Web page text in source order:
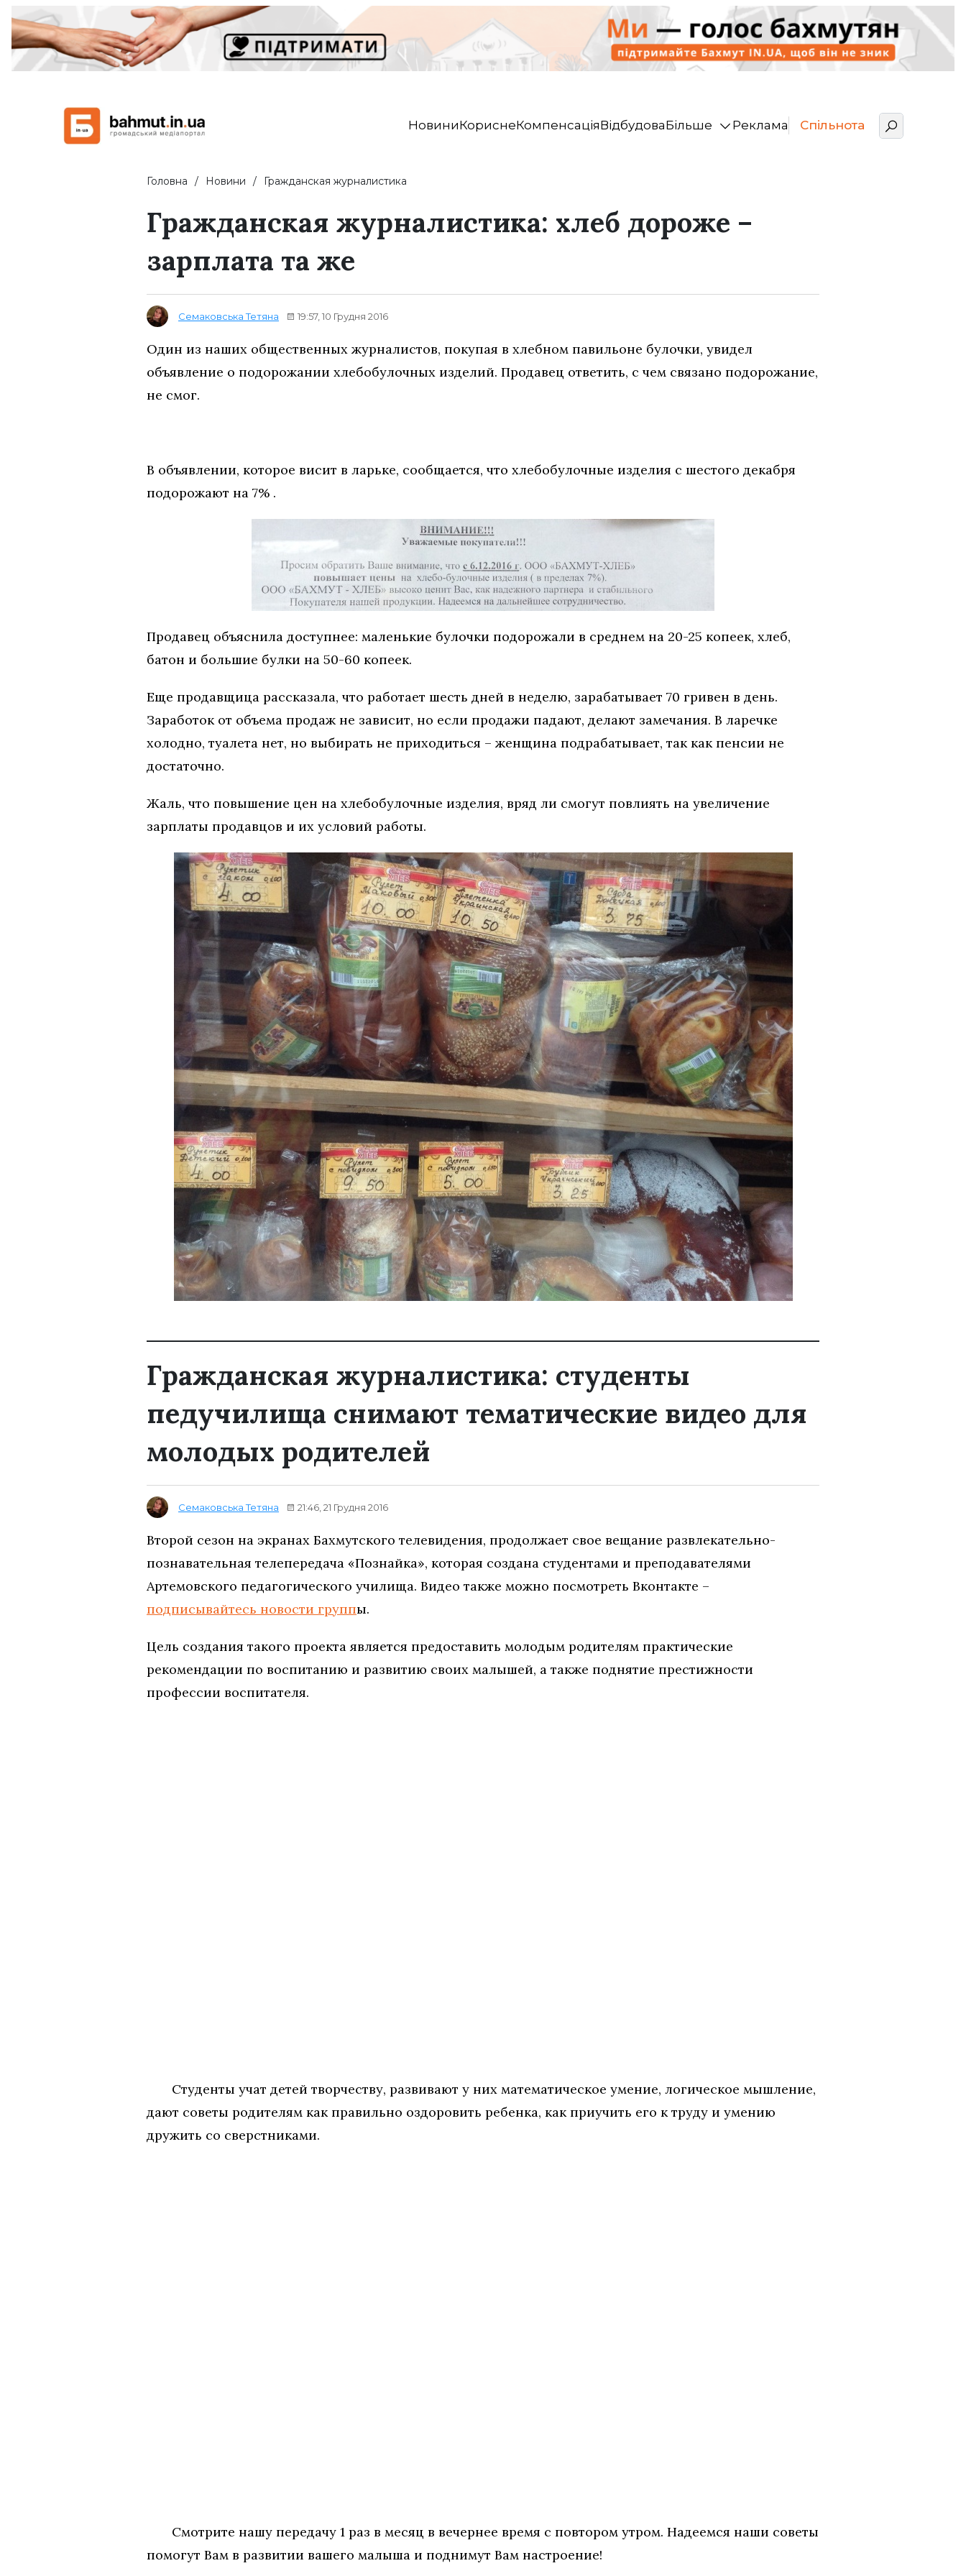
НовиниКориснеКомпенсаціяВідбудоваБільше Реклама Спільнота
Головна Новини Гражданская журналистика
Гражданская журналистика: хлеб дороже –
зарплата та же
Семаковська Тетяна 19:57, 10 Грудня 2016
Один из наших общественных журналистов, покупая в хлебном павильоне булочки, увидел
объявление о подорожании хлебобулочных изделий. Продавец ответить, с чем связано подорожание,
не смог.
В объявлении, которое висит в ларьке, сообщается, что хлебобулочные изделия с шестого декабря
подорожают на 7% .
Продавец объяснила доступнее: маленькие булочки подорожали в среднем на 20-25 копеек, хлеб,
батон и большие булки на 50-60 копеек.
Еще продавщица рассказала, что работает шесть дней в неделю, зарабатывает 70 гривен в день.
Заработок от объема продаж не зависит, но если продажи падают, делают замечания. В ларечке
холодно, туалета нет, но выбирать не приходиться – женщина подрабатывает, так как пенсии не
достаточно.
Жаль, что повышение цен на хлебобулочные изделия, вряд ли смогут повлиять на увеличение
зарплаты продавцов и их условий работы.
Гражданская журналистика: студенты
педучилища снимают тематические видео для
молодых родителей
Семаковська Тетяна 21:46, 21 Грудня 2016
Второй сезон на экранах Бахмутского телевидения, продолжает свое вещание развлекательно-
познавательная телепередача «Познайка», которая создана студентами и преподавателями
Артемовского педагогического училища. Видео также можно посмотреть Вконтакте –
подписывайтесь новости группы.
Цель создания такого проекта является предоставить молодым родителям практические
рекомендации по воспитанию и развитию своих малышей, а также поднятие престижности
профессии воспитателя.
Студенты учат детей творчеству, развивают у них математическое умение, логическое мышление,
дают советы родителям как правильно оздоровить ребенка, как приучить его к труду и умению
дружить со сверстниками.
Смотрите нашу передачу 1 раз в месяц в вечернее время с повтором утром. Надеемся наши советы
помогут Вам в развитии вашего малыша и поднимут Вам настроение!